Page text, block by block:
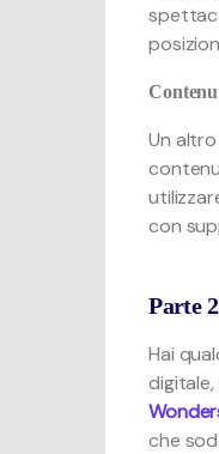
Un
con
Parte
Hai
che